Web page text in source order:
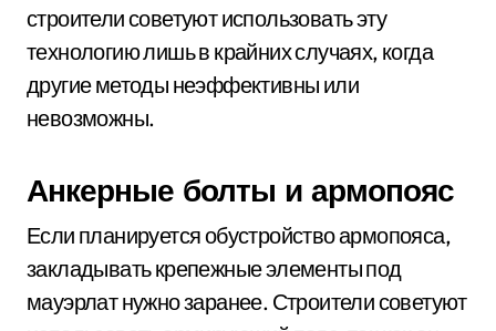
строители советуют использовать эту
технологию лишь в крайних случаях, когда
другие методы неэффективны или
невозможны.
Анкерные болты и армопояс
Если планируется обустройство армопояса,
закладывать крепежные элементы под
мауэрлат нужно заранее. Строители советуют